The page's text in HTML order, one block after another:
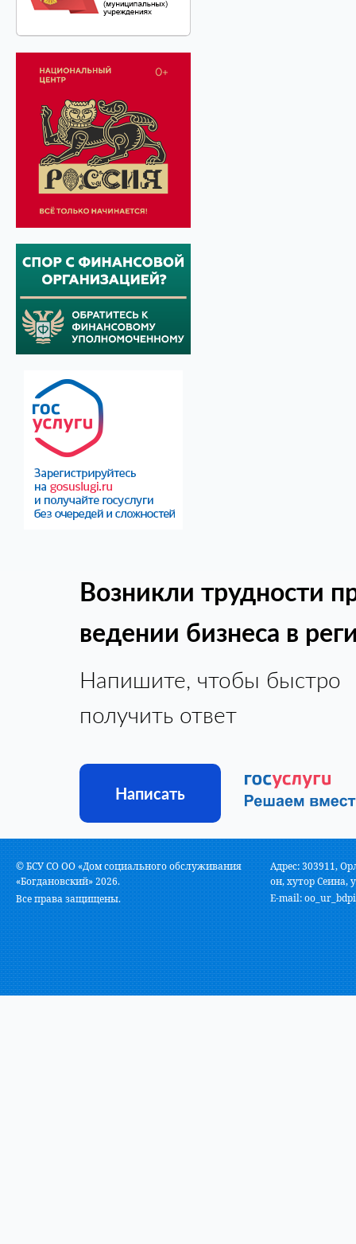
Возникли трудности
ведении бизнеса в
Напишите, чтобы быстро
получить ответ
Написать
© БСУ СО ОО «Дом социального обслуживания
«Богдановский» 2026.
Все права защищены.
Адрес: 303911,
он, хутор Сеина,
E-mail: